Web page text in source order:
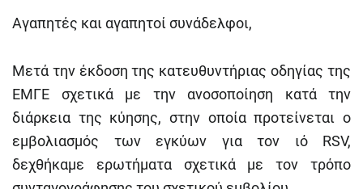
Αγαπητές και αγαπητοί συνάδελφοι,
Μετά την έκδοση της κατευθυντήριας οδηγίας της
ΕΜΓΕ σχετικά με την ανοσοποίηση κατά την
διάρκεια της κύησης, στην οποία προτείνεται ο
εμβολιασμός των εγκύων για τον ιό RSV,
δεχθήκαμε ερωτήματα σχετικά με τον τρόπο